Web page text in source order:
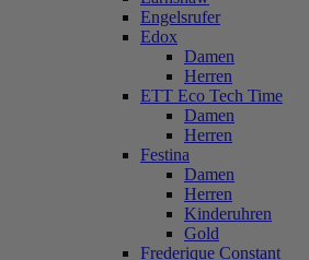
Engelsrufer
Edox
Damen
Herren
ETT Eco Tech Time
Damen
Herren
Festina
Damen
Herren
Kinderuhren
Gold
Frederique Constant